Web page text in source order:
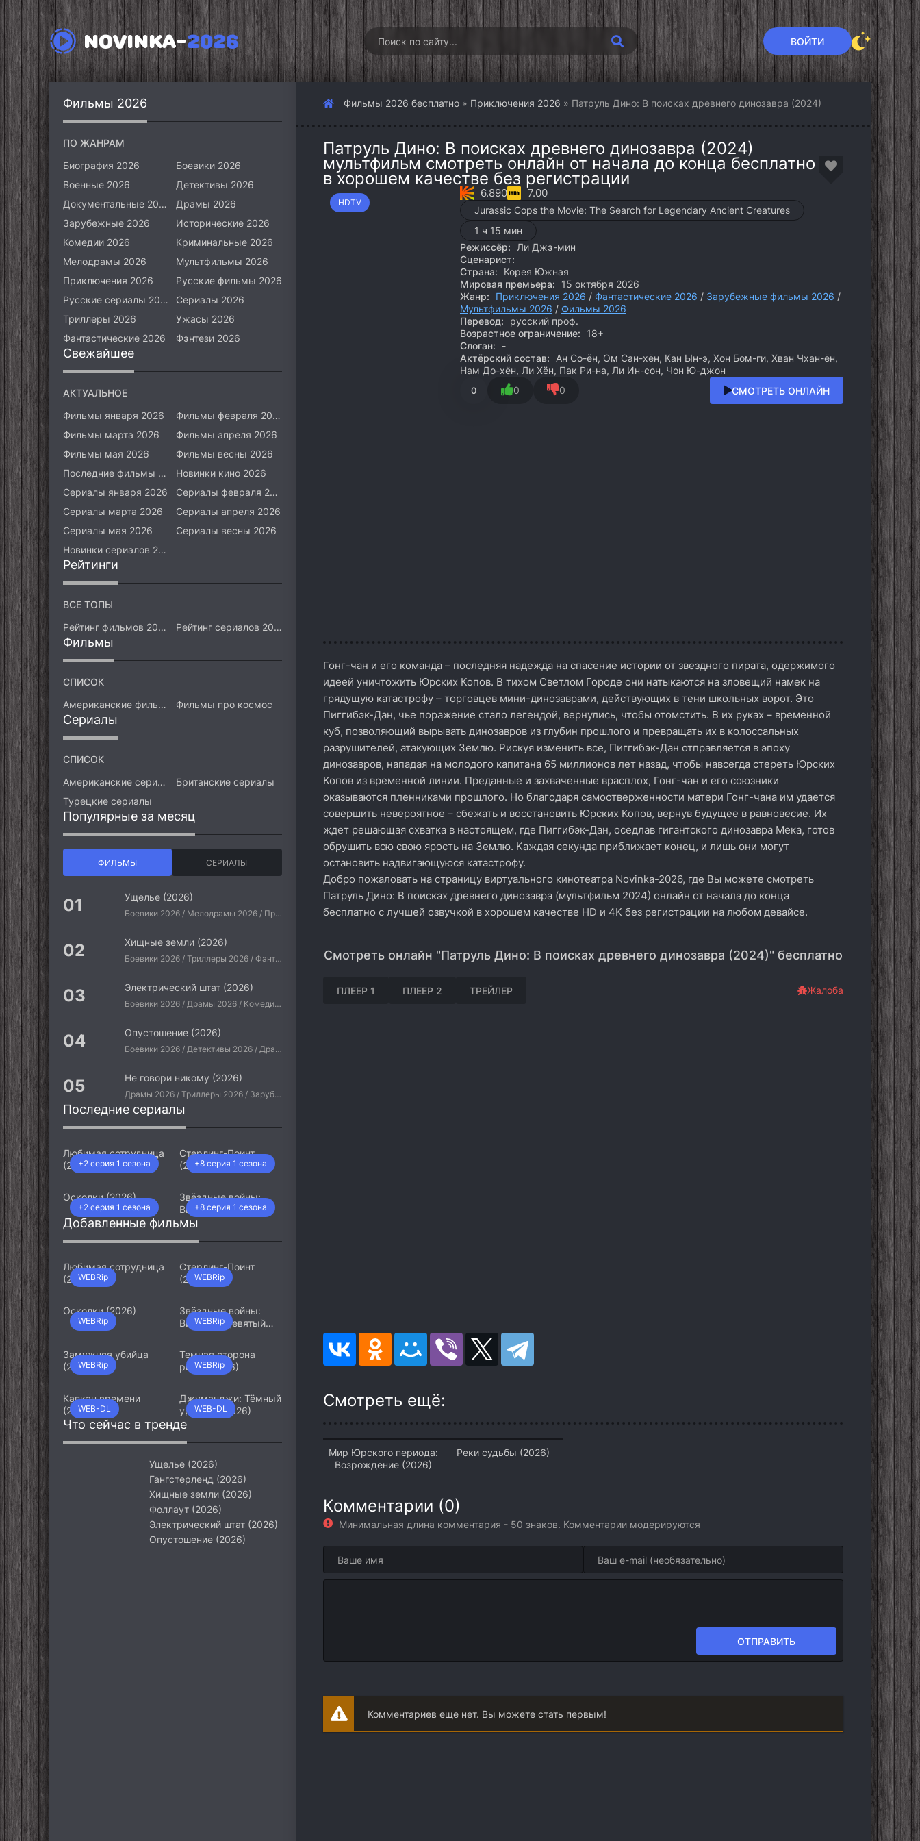
NOVINKA-2026 ВОЙТИ
Фильмы 2026 бесплатно » Приключения 2026 » Патруль Дино: В поисках древнего динозавра (2024)
Патруль Дино: В поисках древнего динозавра (2024)
мультфильм смотреть онлайн от начала до конца бесплатно
в хорошем качестве без регистрации
HDTV
6.890 7.00
Jurassic Cops the Movie: The Search for Legendary Ancient Creatures
1 ч 15 мин
Режиссёр:
Ли Джэ-мин
Сценарист:
Страна:
Корея Южная
Мировая премьера:
15 октября 2026
Жанр:
Приключения 2026 / Фантастические 2026 / Зарубежные фильмы 2026 /
Мультфильмы 2026 / Фильмы 2026
Перевод:
русский проф.
Возрастное ограничение:
18+
Слоган:
-
Актёрский состав:
Ан Со-ён, Ом Сан-хён, Кан Ын-э, Хон Бом-ги, Хван Чхан-ён,
Нам До-хён, Ли Хён, Пак Ри-на, Ли Ин-сон, Чон Ю-джон
0 0 0 СМОТРЕТЬ ОНЛАЙН
Гонг-чан и его команда – последняя надежда на спасение истории от звездного пирата, одержимого
идеей уничтожить Юрских Копов. В тихом Светлом Городе они натыкаются на зловещий намек на
грядущую катастрофу – торговцев мини-динозаврами, действующих в тени школьных ворот. Это
Пиггибэк-Дан, чье поражение стало легендой, вернулись, чтобы отомстить. В их руках – временной
куб, позволяющий вырывать динозавров из глубин прошлого и превращать их в колоссальных
разрушителей, атакующих Землю. Рискуя изменить все, Пиггибэк-Дан отправляется в эпоху
динозавров, нападая на молодого капитана 65 миллионов лет назад, чтобы навсегда стереть Юрских
Копов из временной линии. Преданные и захваченные врасплох, Гонг-чан и его союзники
оказываются пленниками прошлого. Но благодаря самоотверженности матери Гонг-чана им удается
совершить невероятное – сбежать и восстановить Юрских Копов, вернув будущее в равновесие. Их
ждет решающая схватка в настоящем, где Пиггибэк-Дан, оседлав гигантского динозавра Мека, готов
обрушить всю свою ярость на Землю. Каждая секунда приближает конец, и лишь они могут
остановить надвигающуюся катастрофу.
Добро пожаловать на страницу виртуального кинотеатра Novinka-2026, где Вы можете смотреть
Патруль Дино: В поисках древнего динозавра (мультфильм 2024) онлайн от начала до конца
бесплатно с лучшей озвучкой в хорошем качестве HD и 4K без регистрации на любом девайсе.
Смотреть онлайн "Патруль Дино: В поисках древнего динозавра (2024)" бесплатно
ПЛЕЕР 1 ПЛЕЕР 2 ТРЕЙЛЕР Жалоба
Смотреть ещё:
Мир Юрского периода:
Возрождение (2026)
Реки судьбы (2026)
Комментарии (0)
Минимальная длина комментария - 50 знаков. Комментарии модерируются
ОТПРАВИТЬ
Комментариев еще нет. Вы можете стать первым!
Фильмы 2026
ПО ЖАНРАМ
Биография 2026
Боевики 2026
Военные 2026
Детективы 2026
Документальные 2026
Драмы 2026
Зарубежные 2026
Исторические 2026
Комедии 2026
Криминальные 2026
Мелодрамы 2026
Мультфильмы 2026
Приключения 2026
Русские фильмы 2026
Русские сериалы 2026
Сериалы 2026
Триллеры 2026
Ужасы 2026
Фантастические 2026
Фэнтези 2026
Свежайшее
АКТУАЛЬНОЕ
Фильмы января 2026
Фильмы февраля 2026
Фильмы марта 2026
Фильмы апреля 2026
Фильмы мая 2026
Фильмы весны 2026
Последние фильмы 2026
Новинки кино 2026
Сериалы января 2026
Сериалы февраля 2026
Сериалы марта 2026
Сериалы апреля 2026
Сериалы мая 2026
Сериалы весны 2026
Новинки сериалов 2026
Рейтинги
ВСЕ ТОПЫ
Рейтинг фильмов 2026
Рейтинг сериалов 2026
Фильмы
СПИСОК
Американские фильмы
Фильмы про космос
Сериалы
СПИСОК
Американские сериалы
Британские сериалы
Турецкие сериалы
Популярные за месяц
ФИЛЬМЫ СЕРИАЛЫ
Ущелье (2026)
Боевики 2026 / Мелодрамы 2026 / Приключения 2026 / Ужасы 2026 / Фантастические 2026 / Зарубежные фильмы 2026 / Американские фильмы / Фильмы 2026
Хищные земли (2026)
Боевики 2026 / Триллеры 2026 / Фантастические 2026 / Зарубежные фильмы 2026 / Американские фильмы / Фильмы 2026
Электрический штат (2026)
Боевики 2026 / Драмы 2026 / Комедии 2026 / Приключения 2026 / Фантастические 2026 / Зарубежные фильмы 2026 / Американские фильмы / Фильмы 2026
Опустошение (2026)
Боевики 2026 / Детективы 2026 / Драмы 2026 / Криминальные фильмы 2026 / Триллеры 2026 / Зарубежные фильмы 2026 / Американские фильмы / Фильмы 2026
Не говори никому (2026)
Драмы 2026 / Триллеры 2026 / Зарубежные фильмы 2026 / Американские фильмы / Фильмы 2026
Последние сериалы
+2 серия 1 сезона
Любимая сотрудница
(2026)
+8 серия 1 сезона
Стерлинг-Поинт
(2026)
+2 серия 1 сезона
Осколки (2026)
+8 серия 1 сезона
Звёздные войны:
Видения. Девятый
джедай (2026)
Добавленные фильмы
WEBRip
Любимая сотрудница
(2026)
WEBRip
Стерлинг-Поинт
(2026)
WEBRip
Осколки (2026)
WEBRip
Звёздные войны:
Видения. Девятый
WEBRip
Замужняя убийца
(2026)
WEBRip
Темная сторона
ринга (2026)
WEB-DL
Капкан времени
(2026)
WEB-DL
Джуманджи: Тёмный
уровень (2026)
Что сейчас в тренде
Ущелье (2026)
Гангстерленд (2026)
Хищные земли (2026)
Фоллаут (2026)
Электрический штат (2026)
Опустошение (2026)